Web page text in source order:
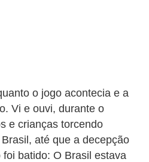
o jogo acontecia e a
Vi e ouvi, durante o
e crianças torcendo
até que a decepção
batido: O Brasil estava